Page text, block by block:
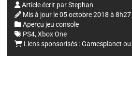
Article écrit parStephan
Mis à jour le05 octobre 2018 à 8h27
Aperçu jeu console
PS4, Xbox One
Liens sponsorisés :Gamesplanet ou